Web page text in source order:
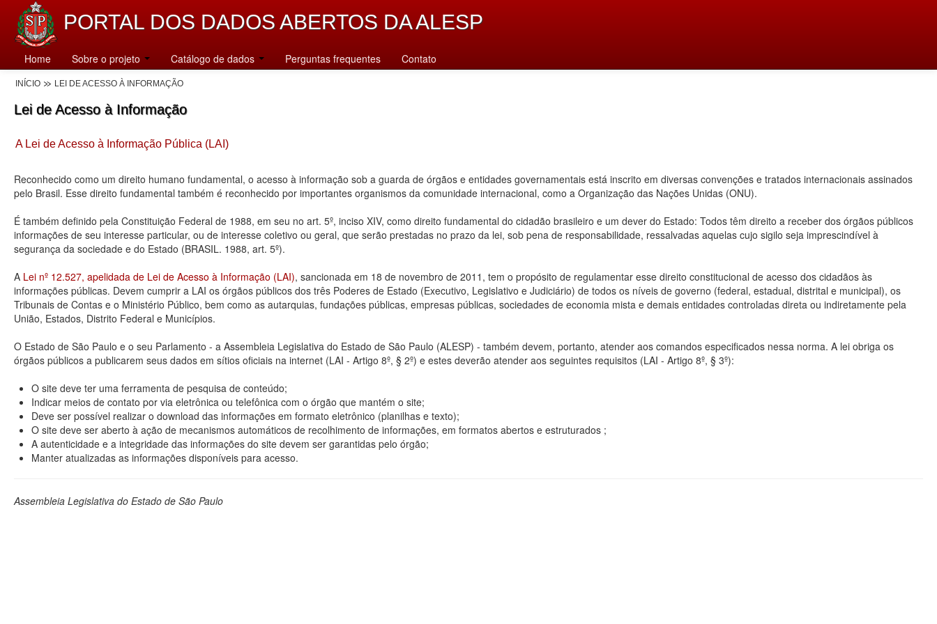
PORTAL DOS DADOS ABERTOS DA ALESP
Home Sobre o projeto Catálogo de dados Perguntas frequentes Contato
INÍCIO LEI DE ACESSO À INFORMAÇÃO
Lei de Acesso à Informação
A Lei de Acesso à Informação Pública (LAI)
Reconhecido como um direito humano fundamental, o acesso à informação sob a guarda de órgãos e entidades governamentais está inscrito em diversas convenções e tratados internacionais assinados
pelo Brasil. Esse direito fundamental também é reconhecido por importantes organismos da comunidade internacional, como a Organização das Nações Unidas (ONU).
É também definido pela Constituição Federal de 1988, em seu no art. 5º, inciso XIV, como direito fundamental do cidadão brasileiro e um dever do Estado: Todos têm direito a receber dos órgãos públicos
informações de seu interesse particular, ou de interesse coletivo ou geral, que serão prestadas no prazo da lei, sob pena de responsabilidade, ressalvadas aquelas cujo sigilo seja imprescindível à
segurança da sociedade e do Estado (BRASIL. 1988, art. 5º).
A Lei nº 12.527, apelidada de Lei de Acesso à Informação (LAI), sancionada em 18 de novembro de 2011, tem o propósito de regulamentar esse direito constitucional de acesso dos cidadãos às
informações públicas. Devem cumprir a LAI os órgãos públicos dos três Poderes de Estado (Executivo, Legislativo e Judiciário) de todos os níveis de governo (federal, estadual, distrital e municipal), os
Tribunais de Contas e o Ministério Público, bem como as autarquias, fundações públicas, empresas públicas, sociedades de economia mista e demais entidades controladas direta ou indiretamente pela
União, Estados, Distrito Federal e Municípios.
O Estado de São Paulo e o seu Parlamento - a Assembleia Legislativa do Estado de São Paulo (ALESP) - também devem, portanto, atender aos comandos especificados nessa norma. A lei obriga os
órgãos públicos a publicarem seus dados em sítios oficiais na internet (LAI - Artigo 8º, § 2º) e estes deverão atender aos seguintes requisitos (LAI - Artigo 8º, § 3º):
O site deve ter uma ferramenta de pesquisa de conteúdo;
Indicar meios de contato por via eletrônica ou telefônica com o órgão que mantém o site;
Deve ser possível realizar o download das informações em formato eletrônico (planilhas e texto);
O site deve ser aberto à ação de mecanismos automáticos de recolhimento de informações, em formatos abertos e estruturados ;
A autenticidade e a integridade das informações do site devem ser garantidas pelo órgão;
Manter atualizadas as informações disponíveis para acesso.
Assembleia Legislativa do Estado de São Paulo